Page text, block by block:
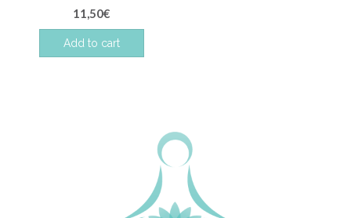
11,50€
Add to cart